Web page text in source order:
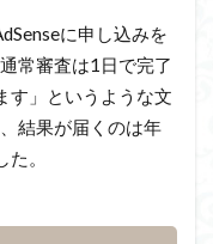
に申し込みを
常審査は1 日で完了
す」というような文
結果が届くのは年
。